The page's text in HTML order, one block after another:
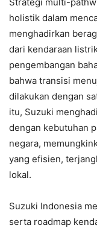
holistik dalam
menghadirkan
dari kendaraan
pengembangan
bahwa transisi
dilakukan dengan
itu, Suzuki
dengan kebutuhan
negara,
yang efisien,
lokal.
Suzuki Indonesia
serta roadmap